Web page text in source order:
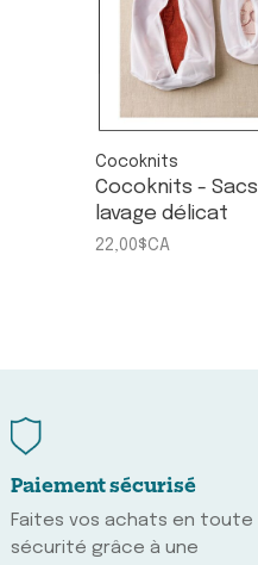
Cocoknits
Cocoknits - Sacs
lavage délicat
22,00$CA
Paiement sécurisé
Faites vos achats en toute
sécurité grâce à une